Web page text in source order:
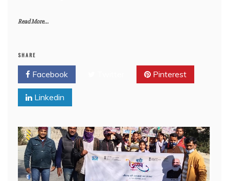
Read More...
SHARE
Facebook Pinterest
Linkedin